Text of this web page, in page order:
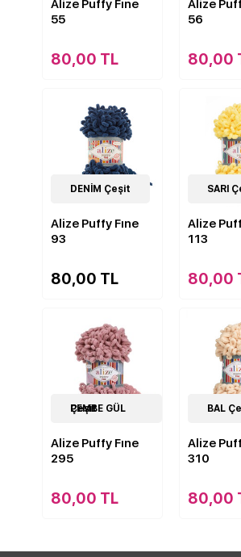
Alize Puffy Fıne
55
80,00 TL
Alize
56
80,00
62Çeşit
DENİM Çeşit
Alize Puffy Fıne
93
80,00 TL
62
SARI
Alize
113
80,00
62Çeşit
PEMBE GÜL Çeşit
Alize Puffy Fıne
295
80,00 TL
61
BAL
Alize
310
80,00